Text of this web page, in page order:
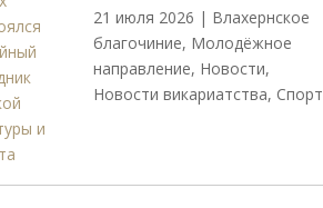
21 июля 2026 | Влахернское
благочиние, Молодёжное
направление, Новости,
Новости викариатства, Спорт